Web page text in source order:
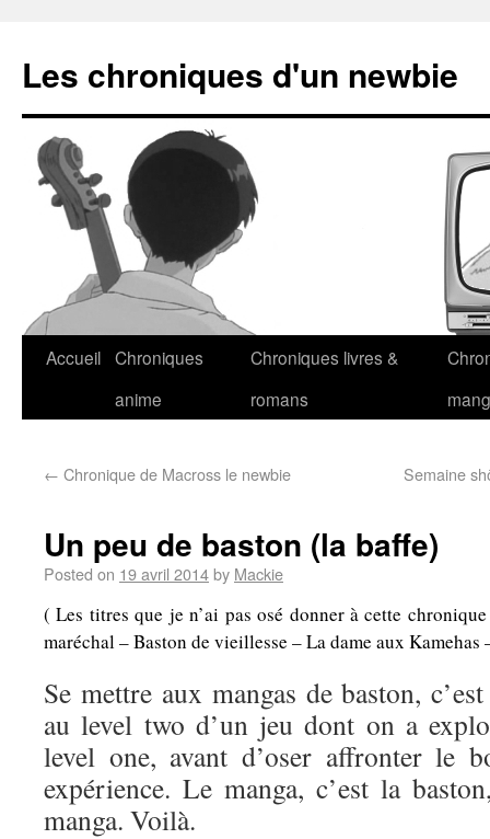
Les chroniques d'un newbie
Accueil Chroniques
anime
Chroniques livres &
romans
← Chronique de Macross le newbie Semaine
Un peu de baston (la baffe)
Posted on 19 avril 2014by Mackie
( Les titres que je n’ai pas osé donner à cette
maréchal – Baston de vieillesse – La dame aux
Se mettre aux mangas de baston,
au level two d’un jeu dont on a
level one, avant d’oser affronter le
expérience. Le manga, c’est la
manga. Voilà.